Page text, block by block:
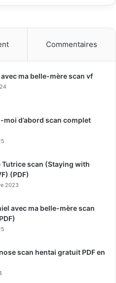
Commentaires
ma belle-mère scan vf
d’abord scan complet
Tutrice scan (Staying with
(PDF)
2023
avec ma belle-mère scan
scan hentai gratuit PDF en